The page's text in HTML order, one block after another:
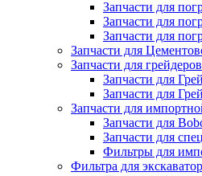
Запчасти для
Запчасти для
Запчасти для
Запчасти для
Запчасти для грейдеров
Запчасти для
Запчасти для
Запчасти для
Запчасти для
Запчасти для
Фильтры для
Фильтра для